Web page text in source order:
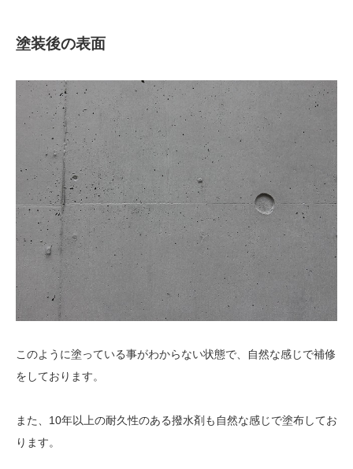
塗装後の表面
このように塗っている事がわからない状態で、自然な感じで補修
をしております。
また、10年以上の耐久性のある撥水剤も自然な感じで塗布してお
ります。